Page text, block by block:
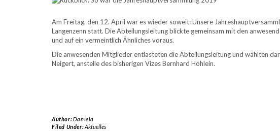
Am Freitag, den 12. April war es wieder soweit: Unsere
Langenzenn statt. Die Abteilungsleitung blickte gemeinsam mit den
und auf ein vermeintlich Ähnliches voraus.
Die anwesenden Mitglieder entlasteten die Abteilungsleitung und wählten
Neigert, anstelle des bisherigen Vizes Bernhard Höhlein.
Author:Daniela
Filed Under:Aktuelles